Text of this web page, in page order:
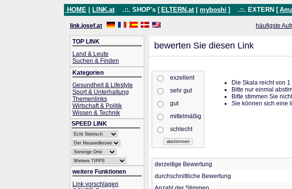
HOME LINK.at .::. SHOP's [ ELTERN.at myboshi ] .::. EXTERN [
link.josef.at häufigste
TOP LINK
Land & Leute
Suchen & Finden
Kategorien
Gesundheit & Lifestyle
Sport & Unterhaltung
Themenlinks
Wirtschaft & Politik
Wissen & Technik
SPEED LINK
weitere Funktionen
Link vorschlagen
bewerten Sie diesen Link
exzellent
sehr gut
gut
mittelmäßig
schlecht
Die Skala reicht von
Bitte nur einmal
Bitte stimmen Sie
Sie können sich eine
derzeitige Bewertung
durchschnittliche Bewertung